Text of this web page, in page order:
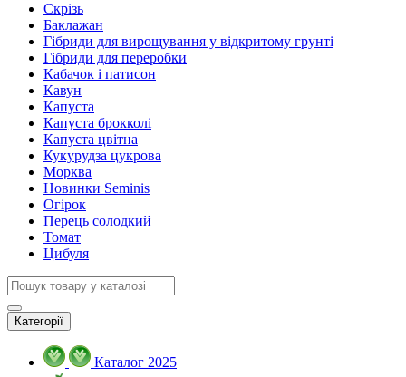
Скрізь
Баклажан
Гібриди для вирощування у відкритому грунті
Гібриди для переробки
Кабачок і патисон
Кавун
Капуста
Капуста брокколі
Капуста цвітна
Кукурудза цукрова
Морква
Новинки Seminis
Огірок
Перець солодкий
Томат
Цибуля
Категорії
Каталог 2025